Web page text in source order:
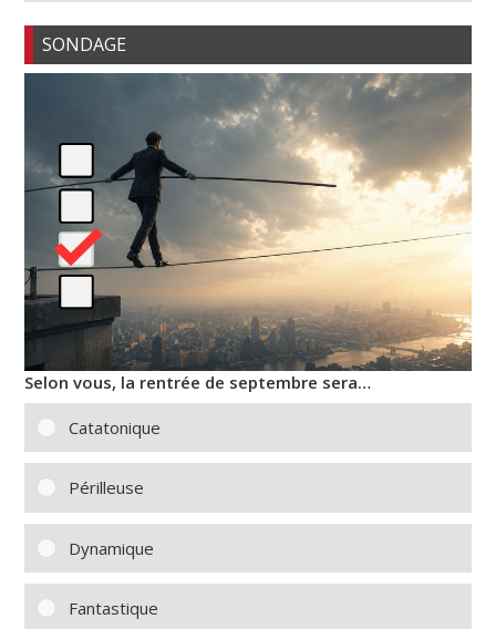
SONDAGE
Selon vous, la rentrée de septembre sera…
Catatonique
Périlleuse
Dynamique
Fantastique